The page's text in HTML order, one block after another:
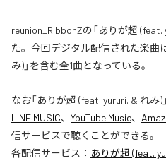
reunion_RibbonZの「ありが超
た。今回デジタル配信された楽曲
み)」を含む全1曲となっている。
なお「ありが超 (feat. yururi. & れみ)
LINE MUSIC、 YouTube Music、
信サービスで聴くことができる。
各配信サービス： ありが超 (feat.